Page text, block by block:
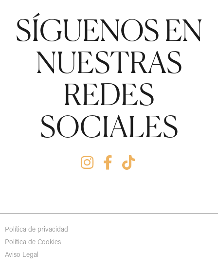
SÍGUENOS EN
NUESTRAS
REDES
SOCIALES
Política de privacidad
Política de Cookies
Aviso Legal